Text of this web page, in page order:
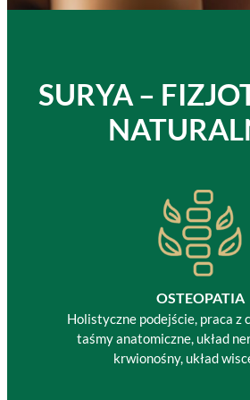
SURYA –
OSTEOPATIA
Holistyczne podejście, praca z
taśmy anatomiczne, układ
krwionośny, układ